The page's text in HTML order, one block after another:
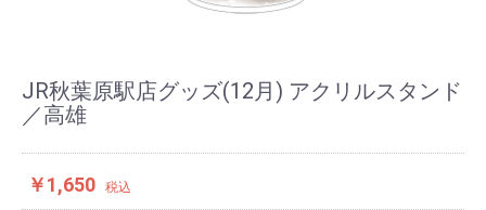
JR秋葉原駅店グッズ(12月) アクリルスタンド
／高雄
￥1,650 税込